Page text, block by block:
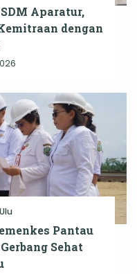
Aparatur,
dengan
Pantau
Sehat